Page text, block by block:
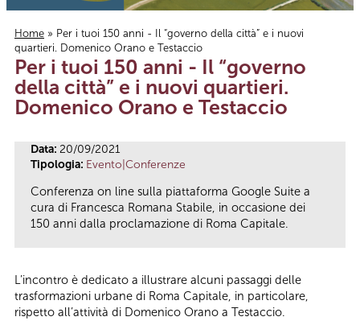
Tu sei qui
Home » Per i tuoi 150 anni - Il “governo della città” e i nuovi
quartieri. Domenico Orano e Testaccio
Per i tuoi 150 anni - Il “governo
della città” e i nuovi quartieri.
Domenico Orano e Testaccio
Data: 20/09/2021
Tipologia: Evento|Conferenze
Conferenza on line sulla piattaforma Google Suite a
cura di Francesca Romana Stabile, in occasione dei
150 anni dalla proclamazione di Roma Capitale.
L’incontro è dedicato a illustrare alcuni passaggi delle
trasformazioni urbane di Roma Capitale, in particolare,
rispetto all’attività di Domenico Orano a Testaccio.